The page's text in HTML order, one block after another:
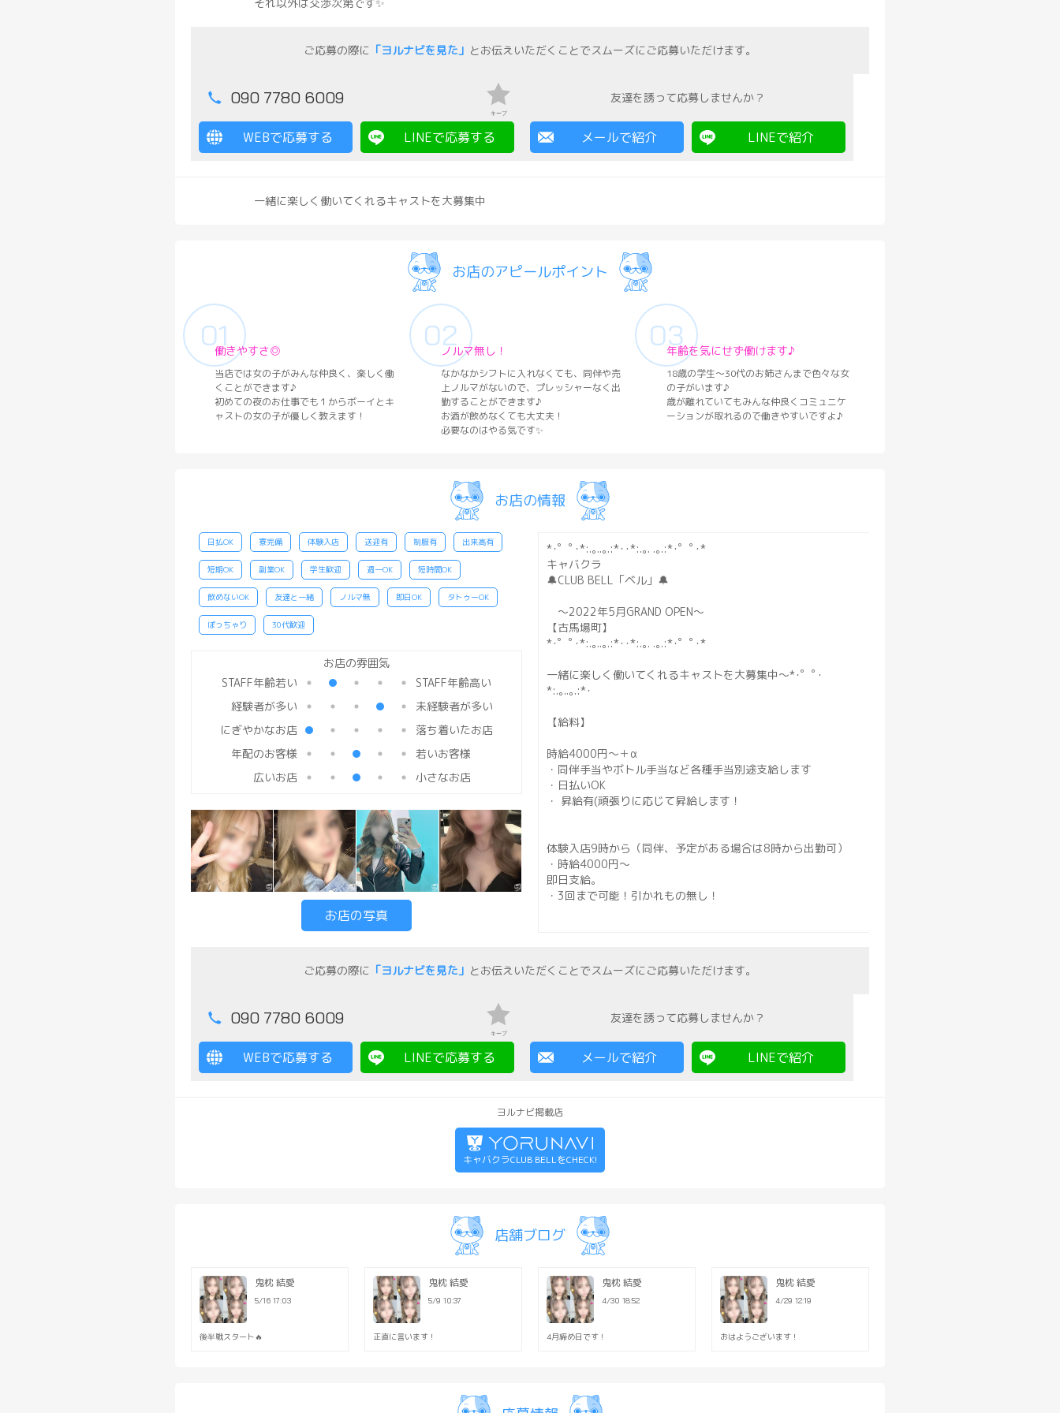
ご応募の際に 「ヨルナビを見た」 とお伝えいただくことでスムーズにご応募いただけます。
090 7780 6009
キープ
WEBで応募する LINEで応募する
友達を誘って応募しませんか？
メールで紹介 LINEで紹介
一緒に楽しく働いてくれるキャストを大募集中
お店のアピールポイント
働きやすさ◎
当店では女の子がみんな仲良く、楽しく働
くことができます♪
初めての夜のお仕事でも１からボーイとキ
ャストの女の子が優しく教えます！
ノルマ無し！
なかなかシフトに入れなくても、同伴や売
上ノルマがないので、プレッシャーなく出
勤することができます♪
お酒が飲めなくても大丈夫！
必要なのはやる気です✨
年齢を気にせず働けます♪
18歳の学生〜30代のお姉さんまで色々な女
の子がいます♪
歳が離れていてもみんな仲良くコミュニケ
ーションが取れるので働きやすいですよ♪
お店の情報
日払OK 寮完備 体験入店 送迎有 制服有 出来高有
短期OK 副業OK 学生歓迎 週一OK 短時間OK
飲めないOK 友達と一緒 ノルマ無 即日OK タトゥーOK
ぽっちゃり 30代歓迎
*･゜ﾟ･*:.｡..｡.:*･･*:.｡. .｡.:*･゜ﾟ･*
キャバクラ
🔔CLUB BELL「ベル」🔔
～2022年5月GRAND OPEN〜
【古馬場町】
*･゜ﾟ･*:.｡..｡.:*･･*:.｡. .｡.:*･゜ﾟ･*
一緒に楽しく働いてくれるキャストを大募集中〜*･゜ﾟ･
*:.｡..｡.:*･
【給料】
時給4000円〜＋α
・同伴手当やボトル手当など各種手当別途支給します
・日払いOK
・ 昇給有(頑張りに応じて昇給します！
体験入店9時から（同伴、予定がある場合は8時から出勤可）
・時給4000円～
即日支給。
・3回まで可能！引かれもの無し！
・美容室モンロー
20:00～翌日1:00
週一回や、たまにしか入れないという方でも、相談に応じま
【対象となる方】
未経験者大歓迎
(キャバクラがどんなお店か分からない方も大丈夫です)
シングルマザー
既婚者
ブランクのある方etc...
キャバクラが初めての方でも安心して働けるお店です♪♪
給与関係もしっかりしてますので稼ぎたい女の子は是非ご連絡
ください☆
LINE ID : shun60096009
STAFF年齢若い
STAFF年齢高い
経験者が多い
未経験者が多い
にぎやかなお店
落ち着いたお店
年配のお客様
若いお客様
広いお店
小さなお店
お店の写真
ご応募の際に 「ヨルナビを見た」 とお伝えいただくことでスムーズにご応募いただけます。
090 7780 6009
キープ
WEBで応募する LINEで応募する
友達を誘って応募しませんか？
メールで紹介 LINEで紹介
ヨルナビ掲載店
キャバクラCLUB BELLをCHECK!
店舗ブログ
鬼枕 結愛
5/16 17:03
後半戦スタート🔥
鬼枕 結愛
5/9 10:37
正直に言います！
鬼枕 結愛
4/30 18:52
4月締め日です！
鬼枕 結愛
4/29 12:19
おはようございます！